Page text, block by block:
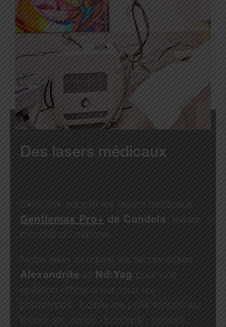
Des lasers médicaux
Skinclinik adopte les lasers médicaux
Gentlemax Pro+ de Candela , leader
mondial du marché.
Notre laser combine les technologies
Alexandrite et Nd:Yag pour une
épilation efficace sur tous les
phototypes. Il cible les poils foncés sur
toutes les zones du corps : jambes,